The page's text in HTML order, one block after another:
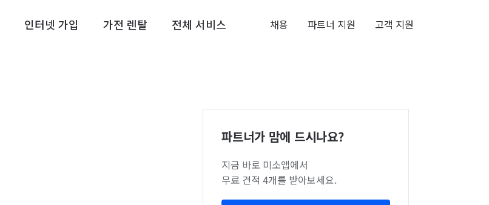
인터넷 가입 가전 렌탈 전체 서비스 채용 파트너 지원 고객 지원
파트너가 맘에 드시나요?
지금 바로 미소앱에서
무료 견적 4개를 받아보세요.